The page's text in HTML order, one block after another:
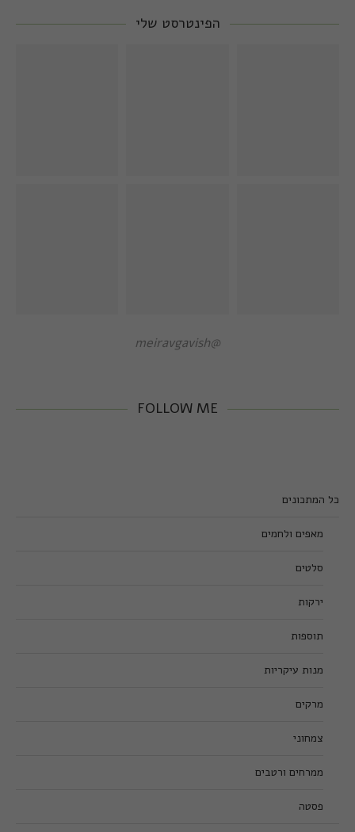
הפינטרסט שלי
@meiravgavish
FOLLOW ME
כל המתכונים
מאפים ולחמים
סלטים
ירקות
תוספות
מנות עיקריות
מרקים
צמחוני
ממרחים ורטבים
פסטה